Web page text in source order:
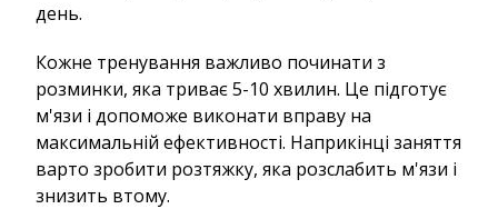
день.
Кожне тренування важливо починати з
розминки, яка триває 5-10 хвилин. Це підготує
м'язи і допоможе виконати вправу на
максимальній ефективності. Наприкінці заняття
варто зробити розтяжку, яка розслабить м'язи і
знизить втому.